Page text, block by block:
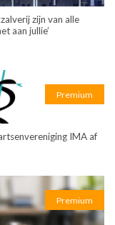
zijn van alle
aan jullie’
Premium
IMA af
Premium